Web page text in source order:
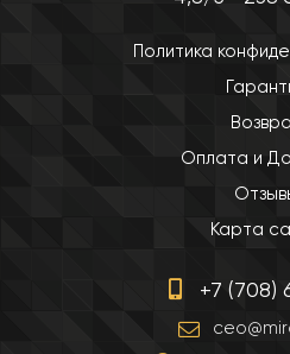
Политика
Оплата и
Карта
+7 (708)